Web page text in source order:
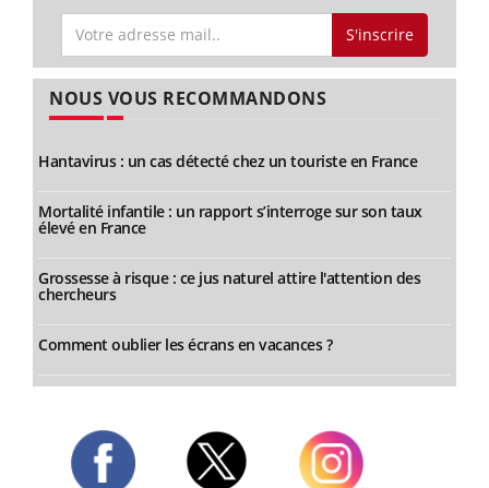
S'inscrire
NOUS VOUS RECOMMANDONS
Hantavirus : un cas détecté chez un touriste en France
Mortalité infantile : un rapport s’interroge sur son taux
élevé en France
Grossesse à risque : ce jus naturel attire l'attention des
chercheurs
Comment oublier les écrans en vacances ?